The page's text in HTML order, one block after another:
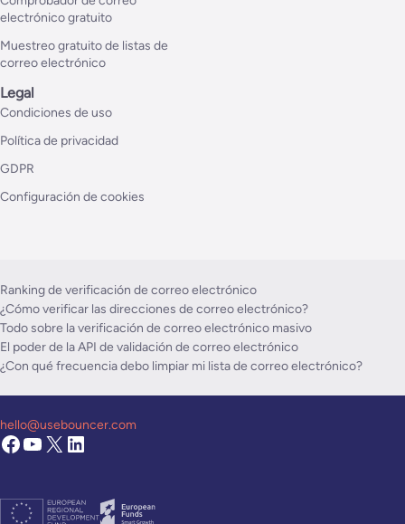
electrónico gratuito
Muestreo gratuito de listas de
correo electrónico
Legal
Condiciones de uso
Política de privacidad
GDPR
Configuración de cookies
Ranking de verificación de correo electrónico
¿Cómo verificar las direcciones de correo electrónico?
Todo sobre la verificación de correo electrónico masivo
El poder de la API de validación de correo electrónico
¿Con qué frecuencia debo limpiar mi lista de correo electrónico?
hello@usebouncer.com